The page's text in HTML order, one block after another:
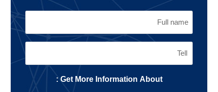
Get More Information About :